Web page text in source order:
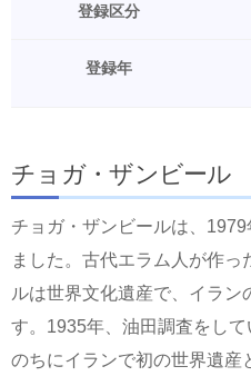
登録区分
登録年
チョガ・ザンビール
チョガ・ザンビールは、
ました。古代エラム人が作
ルは世界文化遺産で、イラン
す。1935年、油田調査をして
のちにイランで初の世界遺産